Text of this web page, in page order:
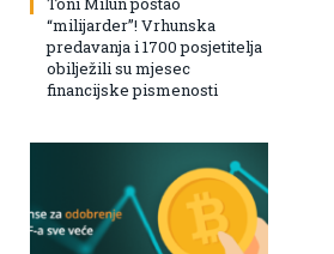
“milijarder”! Vrhunska
predavanja i 1700 posjetitelja
obilježili su mjesec
financijske pismenosti